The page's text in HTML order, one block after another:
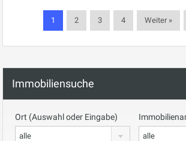
1 2 3 4 Weiter »
Immobiliensuche
Ort (Auswahl oder Eingabe)
alle alle